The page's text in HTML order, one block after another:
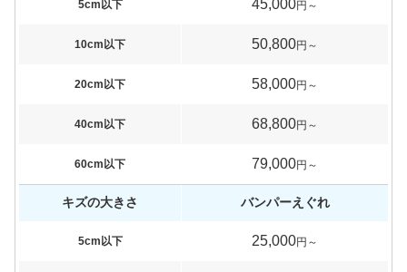
5cm以下 45,000円～
10cm以下 50,800円～
20cm以下 58,000円～
40cm以下 68,800円～
60cm以下 79,000円～
キズの大きさ バンパーえぐれ
5cm以下 25,000円～